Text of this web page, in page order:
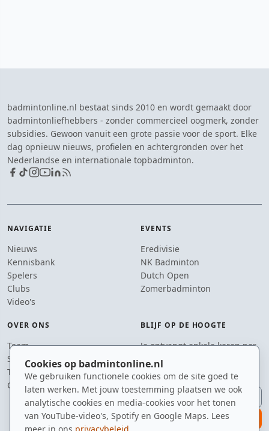
Cookies op badmintonline.nl
We gebruiken functionele cookies om de site goed te
laten werken. Met jouw toestemming plaatsen we ook
analytische cookies en media-cookies voor het tonen
van YouTube-video's, Spotify en Google Maps. Lees
badmintonline.nl bestaat sinds 2010 en wordt gemaakt door
badmintonliefhebbers - zonder commercieel oogmerk, zonder
subsidies. Gewoon vanuit een grote passie voor de sport. Elke
dag opnieuw nieuws, profielen en achtergronden over het
Nederlandse en internationale topbadminton.
NAVIGATIE
Nieuws
Kennisbank
Spelers
Clubs
Video's
EVENTS
Eredivisie
NK Badminton
Dutch Open
Zomerbadminton
OVER ONS
Team
Supporters
Tip de redactie
Contact
BLIJF OP DE HOOGTE
Je ontvangt enkele keren per
jaar een e-mail met het
laatste badmintonnieuws.
E-mailadres
aanmelden